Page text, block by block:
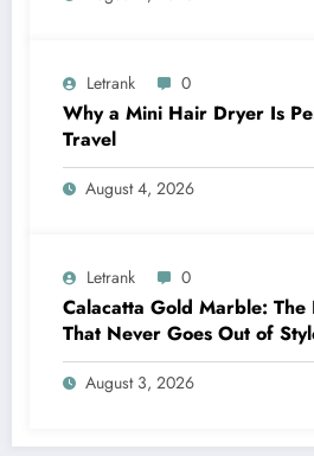
Letrank 0
Why a Mini Hair Dryer Is
Travel
August 4, 2026
Letrank 0
Calacatta Gold Marble: The
That Never Goes Out of
August 3, 2026